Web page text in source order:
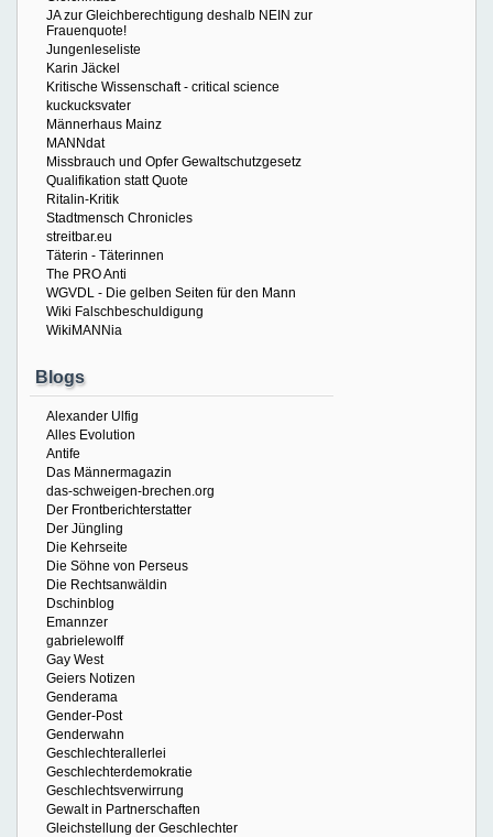
JA zur Gleichberechtigung deshalb NEIN zur
Frauenquote!
Jungenleseliste
Karin Jäckel
Kritische Wissenschaft - critical science
kuckucksvater
Männerhaus Mainz
MANNdat
Missbrauch und Opfer Gewaltschutzgesetz
Qualifikation statt Quote
Ritalin-Kritik
Stadtmensch Chronicles
streitbar.eu
Täterin - Täterinnen
The PRO Anti
WGVDL - Die gelben Seiten für den Mann
Wiki Falschbeschuldigung
WikiMANNia
Blogs
Alexander Ulfig
Alles Evolution
Antife
Das Männermagazin
das-schweigen-brechen.org
Der Frontberichterstatter
Der Jüngling
Die Kehrseite
Die Söhne von Perseus
Die Rechtsanwäldin
Dschinblog
Emannzer
gabrielewolff
Gay West
Geiers Notizen
Genderama
Gender-Post
Genderwahn
Geschlechterallerlei
Geschlechterdemokratie
Geschlechtsverwirrung
Gewalt in Partnerschaften
Gleichstellung der Geschlechter